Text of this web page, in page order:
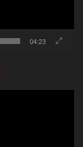
04:23